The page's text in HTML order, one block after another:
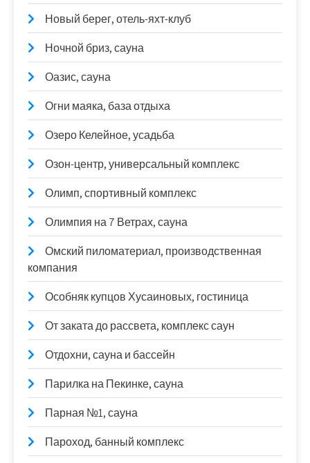
Новый берег, отель-яхт-клуб
Ночной бриз, сауна
Оазис, сауна
Огни маяка, база отдыха
Озеро Келейное, усадьба
Озон-центр, универсальный комплекс
Олимп, спортивный комплекс
Олимпия на 7 Ветрах, сауна
Омский пиломатериал, производственная
компания
Особняк купцов Хусаиновых, гостиница
От заката до рассвета, комплекс саун
Отдохни, сауна и бассейн
Парилка на Пекинке, сауна
Парная №1, сауна
Пароход, банный комплекс